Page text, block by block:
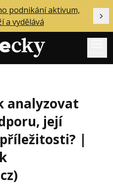
podnikání aktivum,
a vydělává
analyzovat
její
|